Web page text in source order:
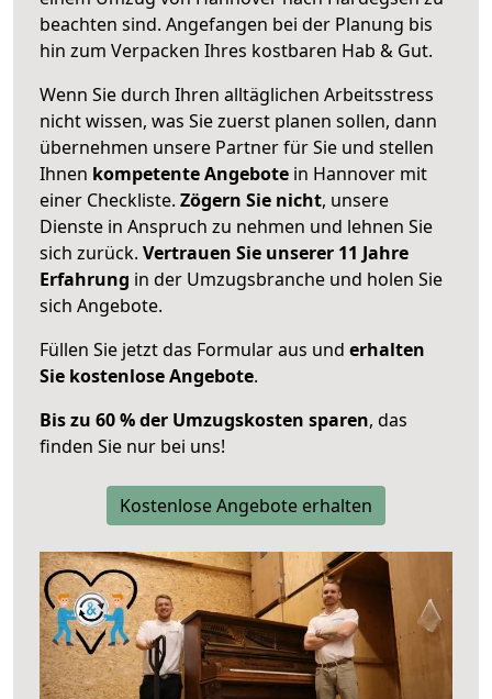
beachten sind. Angefangen bei der Planung bis
hin zum Verpacken Ihres kostbaren Hab & Gut.
Wenn Sie durch Ihren alltäglichen Arbeitsstress
nicht wissen, was Sie zuerst planen sollen, dann
übernehmen unsere Partner für Sie und stellen
Ihnen kompetente Angebote in Hannover mit
einer Checkliste. Zögern Sie nicht, unsere
Dienste in Anspruch zu nehmen und lehnen Sie
sich zurück. Vertrauen Sie unserer 11 Jahre
Erfahrung in der Umzugsbranche und holen Sie
sich Angebote.
Füllen Sie jetzt das Formular aus und erhalten
Sie kostenlose Angebote.
Bis zu 60 % der Umzugskosten sparen, das
finden Sie nur bei uns!
Kostenlose Angebote erhalten